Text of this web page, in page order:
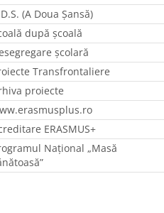
(A Doua Șansă)
după școală
școlară
Transfrontaliere
proiecte
ERASMUS+
Național „Masă